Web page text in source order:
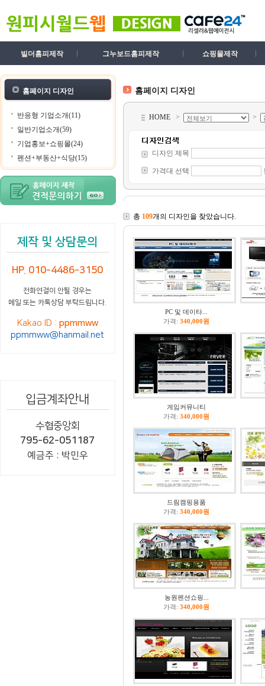
빌더홈피제작 그누보드홈피제작 쇼핑몰제작
홈페이지 디자인
반응형 기업소개(11)
일반기업소개(59)
기업홍보+쇼핑몰(24)
펜션+부동산+식당(15)
제작 및 상담문의
HP. 010-4486-3150
전화연결이 안될 경우는
메일 또는 카톡상담 부탁드립니다.
Kakao ID : ppmmww
ppmmww@hanmail.net
입금계좌안내
수협중앙회
795-62-051187
예금주 : 박민우
홈페이지 디자인
HOME > >
디자인 제목
가격대 선택
총 109개의 디자인을 찾았습니다.
PC 및 데이타...
가격: 340,000원
게임커뮤니티
가격: 340,000원
드림캠핑용품
가격: 340,000원
농원펜션쇼핑...
가격: 340,000원